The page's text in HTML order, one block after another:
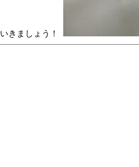
きましょう！